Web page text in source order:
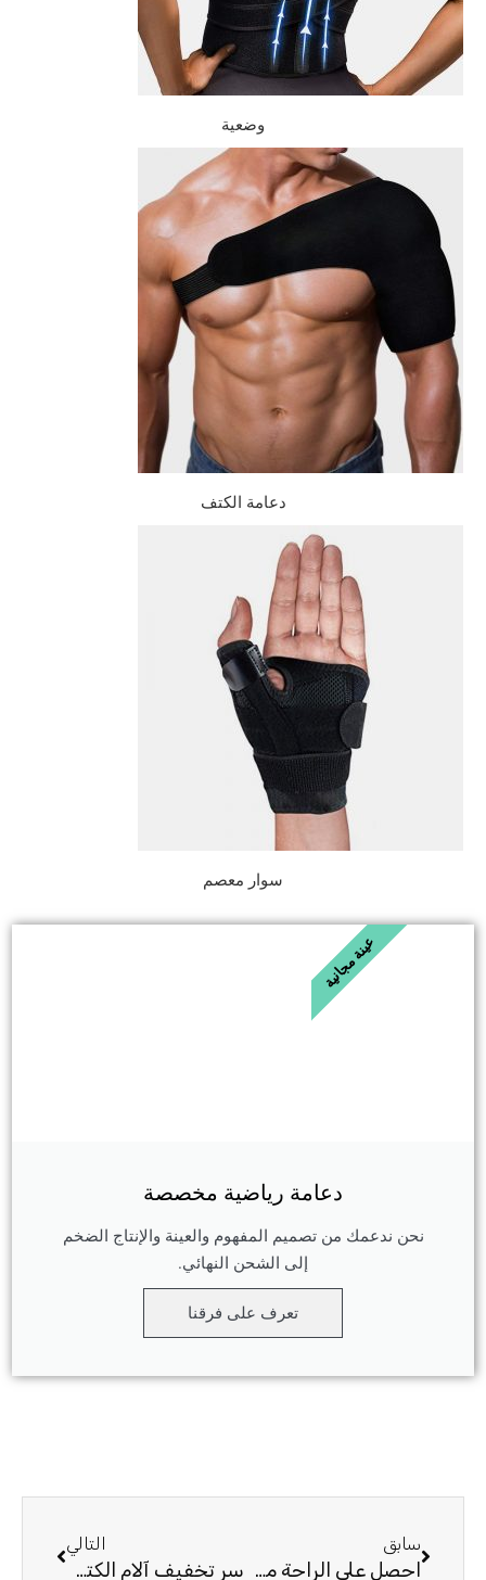
وضعية
دعامة الكتف
سوار معصم
دعامة رياضية مخصصة
نحن ندعمك من تصميم المفهوم والعينة والإنتاج الضخم
إلى الشحن النهائي.
تعرف على فرقنا
عينة مجانية
سابق
احصل على الراحة من آلام الركبة باللفائف وكمادات الثلج
التالي
سر تخفيف آلام الكتف: 5 أسباب لتجربة دعامة اليوم!